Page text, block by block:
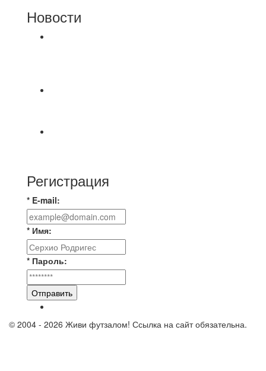
Новости
Регистрация
* E-mail:
* Имя:
* Пароль:
Отправить
© 2004 - 2026 Живи футзалом! Ссылка на сайт обязательна.